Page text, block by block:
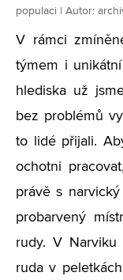
populaci | Autor:
V rámci
týmem i
hlediska už
bez problémů
to lidé přijali.
ochotni
právě s
probarvený
rudy. V
ruda v